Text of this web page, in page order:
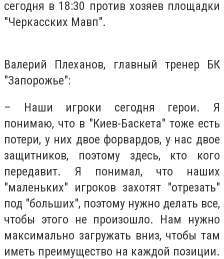
сегодня в 18:30 против хозяев площадки
"Черкасских Мавп".
Валерий Плеханов, главный тренер БК
"Запорожье":
– Наши игроки сегодня герои. Я
понимаю, что в "Киев-Баскета" тоже есть
потери, у них двое форвардов, у нас двое
защитников, поэтому здесь, кто кого
передавит. Я понимал, что наших
"маленьких" игроков захотят "отрезать"
под "больших", поэтому нужно делать все,
чтобы этого не произошло. Нам нужно
максимально загружать вниз, чтобы там
иметь преимущество на каждой позиции.